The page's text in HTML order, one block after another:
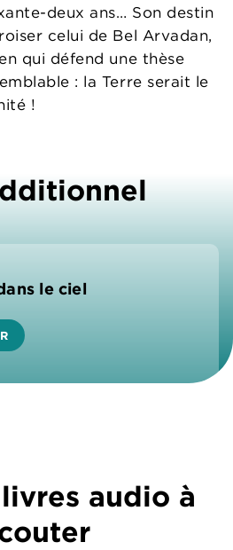
deux ans… Son destin
celui de Bel Arvadan,
qui défend une thèse
: la Terre serait le
!
le ciel
audio à